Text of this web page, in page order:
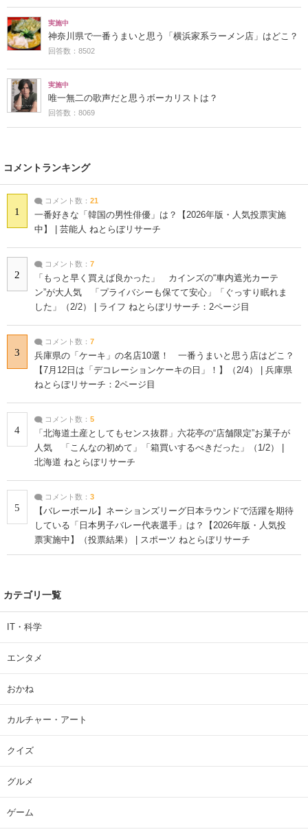
実施中
神奈川県で一番うまいと思う「横浜家系ラーメン店」はどこ？
回答数：8502
実施中
唯一無二の歌声だと思うボーカリストは？
回答数：8069
コメントランキング
1
コメント数： 21
一番好きな「韓国の男性俳優」は？【2026年版・人気投票実施
中】 | 芸能人 ねとらぼリサーチ
2
コメント数： 7
「もっと早く買えば良かった」 カインズの“車内遮光カーテ
ン”が大人気 「プライバシーも保てて安心」「ぐっすり眠れま
した」（2/2） | ライフ ねとらぼリサーチ：2ページ目
3
コメント数： 7
兵庫県の「ケーキ」の名店10選！ 一番うまいと思う店はどこ？
【7月12日は「デコレーションケーキの日」！】（2/4） | 兵庫県
ねとらぼリサーチ：2ページ目
4
コメント数： 5
「北海道土産としてもセンス抜群」六花亭の“店舗限定”お菓子が
人気 「こんなの初めて」「箱買いするべきだった」（1/2） |
北海道 ねとらぼリサーチ
5
コメント数： 3
【バレーボール】ネーションズリーグ日本ラウンドで活躍を期待
している「日本男子バレー代表選手」は？【2026年版・人気投
票実施中】（投票結果） | スポーツ ねとらぼリサーチ
カテゴリ一覧
IT・科学
エンタメ
おかね
カルチャー・アート
クイズ
グルメ
ゲーム